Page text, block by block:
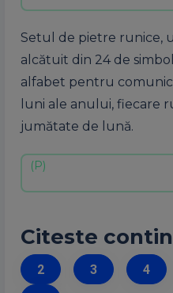
Setul de pietre runice,
alcătuit din 24 de
alfabet pentru
luni ale anului, fiecare
jumătate de lună.
Citeste
2
3 4